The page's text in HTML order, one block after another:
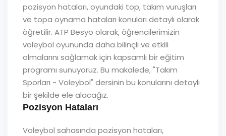
pozisyon hataları, oyundaki top, takım vuruşları
ve topa oynama hataları konuları detaylı olarak
öğretilir. ATP Besyo olarak, öğrencilerimizin
voleybol oyununda daha bilinçli ve etkili
olmalarını sağlamak için kapsamlı bir eğitim
programı sunuyoruz. Bu makalede, "Takım
Sporları - Voleybol" dersinin bu konularını detaylı
bir şekilde ele alacağız.
Pozisyon Hataları
Voleybol sahasında pozisyon hataları,